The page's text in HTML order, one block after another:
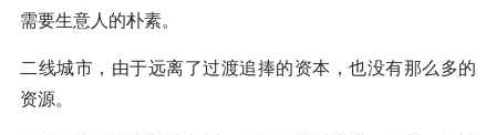
需要生意人的朴素。
二线城市，由于远离了过渡追捧的资本，也没有那么多的
资源。